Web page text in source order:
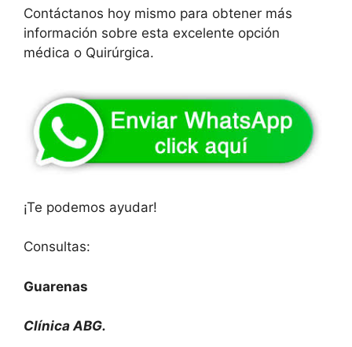
Contáctanos hoy mismo para obtener más
información sobre esta excelente opción
médica o Quirúrgica.
¡Te podemos ayudar!
Consultas:
Guarenas
Clínica ABG.